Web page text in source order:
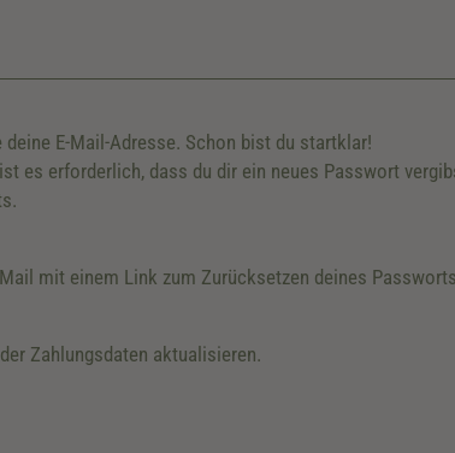
E-Mail-Adresse. Schon bist du startklar!
es erforderlich, dass du dir ein neues Passwort
mit einem Link zum Zurücksetzen deines
Zahlungsdaten aktualisieren.